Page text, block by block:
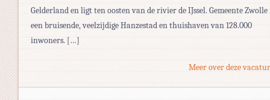
Gelderland en ligt ten oosten van de rivier de IJssel. Gemeente Zwolle
een bruisende, veelzijdige Hanzestad en thuishaven van 128.000
inwoners. […]
Meer over deze